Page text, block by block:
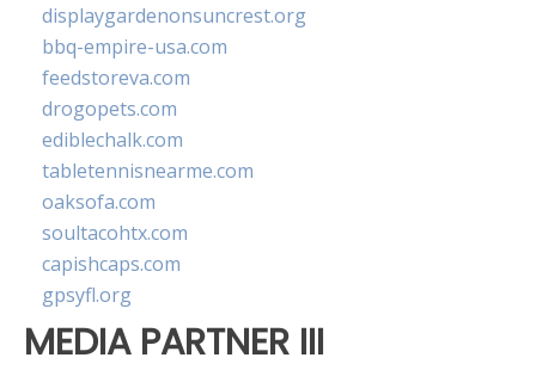
displaygardenonsuncrest.org
bbq-empire-usa.com
feedstoreva.com
drogopets.com
ediblechalk.com
tabletennisnearme.com
oaksofa.com
soultacohtx.com
capishcaps.com
gpsyfl.org
MEDIA PARTNER III